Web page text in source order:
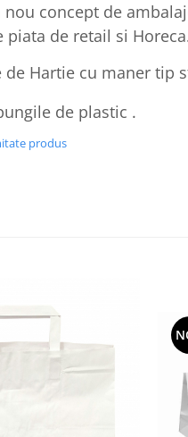
nou concept de
piata de retail si
de Hartie cu maner tip
de plastic .
produs